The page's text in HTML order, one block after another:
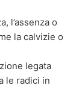
l’assenza o
la calvizie o
legata
le radici in